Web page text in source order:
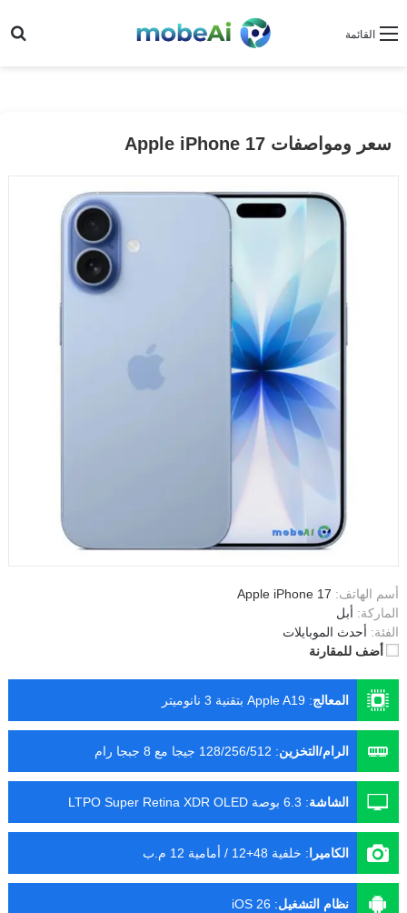
القائمة
سعر ومواصفات Apple iPhone 17
أسم الهاتف: Apple iPhone 17
الماركة: أبل
الفئة: أحدث الموبايلات
أضف للمقارنة
المعالج: Apple A19 بتقنية 3 نانوميتر
الرام/التخزين: 128/256/512 جيجا مع 8 جبجا رام
الشاشة: 6.3 بوصة LTPO Super Retina XDR OLED
الكاميرا : خلفية 48+12 / أمامية 12 م.ب
نظام التشغيل:
iOS 26